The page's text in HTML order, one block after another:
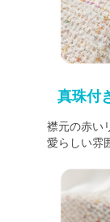
真珠付
襟元の赤い
愛らしい雰